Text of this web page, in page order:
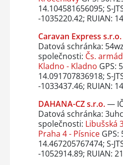
14.104581656095; S-
-1035220.42; RUIAN:
Caravan Express s.r.o.
Datová schránka:
společnosti: Čs.
Kladno - Kladno GPS:
14.091707836918; S-
-1033437.46; RUIAN:
DAHANA-CZ s.r.o.—
Datová schránka:
společnosti: Libušská
Praha 4 - PísniceGPS:
14.467205767474; S-
-1052914.89; RUIAN: